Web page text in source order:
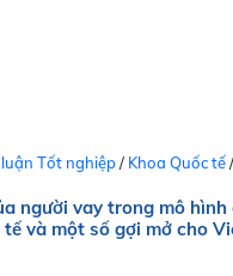
Tốt nghiệp/ Khoa Quốc tế/
người vay trong mô hình
và một số gợi mở cho